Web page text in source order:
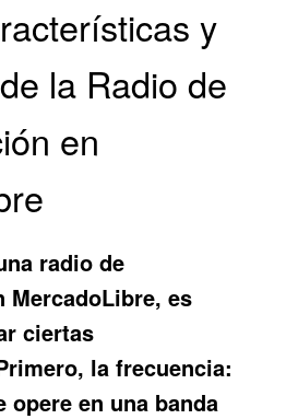
y
la Radio de
en
radio de
MercadoLibre, es
ciertas
la frecuencia:
opere en una banda